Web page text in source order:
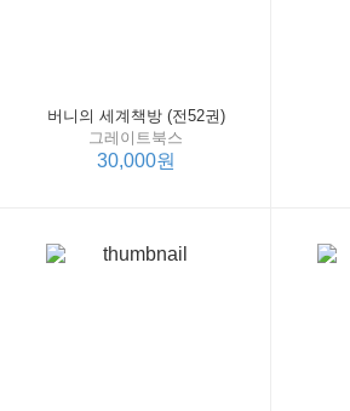
버니의 세계책방 (전52권)
그레이트북스
30,000원